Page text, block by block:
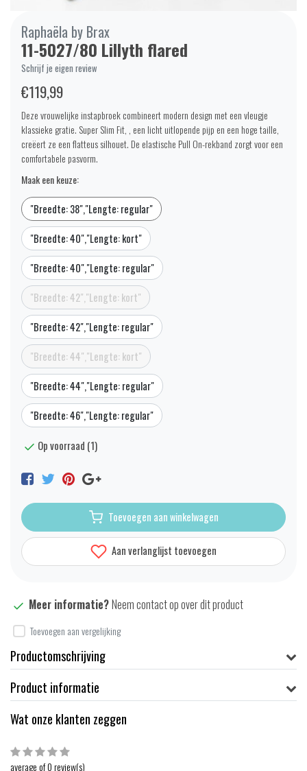
Raphaëla by Brax
11-5027/80 Lillyth flared
Schrijf je eigen review
€119,99
Deze vrouwelijke instapbroek combineert modern design met een vleugje
klassieke gratie. Super Slim Fit, , een licht uitlopende pijp en een hoge taille,
creëert ze een flatteus silhouet. De elastische Pull On-rekband zorgt voor een
comfortabele pasvorm.
Maak een keuze:
"Breedte: 38","Lengte: regular"
"Breedte: 40","Lengte: kort"
"Breedte: 40","Lengte: regular"
"Breedte: 42","Lengte: kort"
"Breedte: 42","Lengte: regular"
"Breedte: 44","Lengte: kort"
"Breedte: 44","Lengte: regular"
"Breedte: 46","Lengte: regular"
Op voorraad (1)
Toevoegen aan winkelwagen
Aan verlanglijst toevoegen
Meer informatie?Neem contact op over dit product
Toevoegen aan vergelijking
Productomschrijving
Product informatie
Wat onze klanten zeggen
average of 0 review(s)